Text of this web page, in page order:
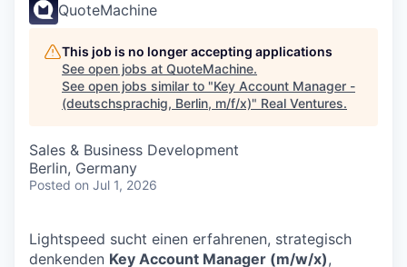
QuoteMachine
This job is no longer accepting applications
See open jobs at QuoteMachine.
See open jobs similar to "Key Account Manager -
(deutschsprachig, Berlin, m/f/x)" Real Ventures.
Sales & Business Development
Berlin, Germany
Posted on Jul 1, 2026
Lightspeed sucht einen erfahrenen, strategisch
denkenden Key Account Manager (m/w/x),